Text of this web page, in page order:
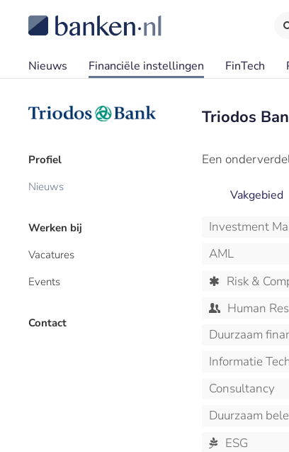
Nieuws Financiële instellingen FinTech
Profiel
Nieuws
Werken bij
Vacatures
Events
Contact
Triodos
Een
Vakgebied
Investment
AML
Risk &
Human
Duurzaam
Informatie
Consultancy
Duurzaam
ESG